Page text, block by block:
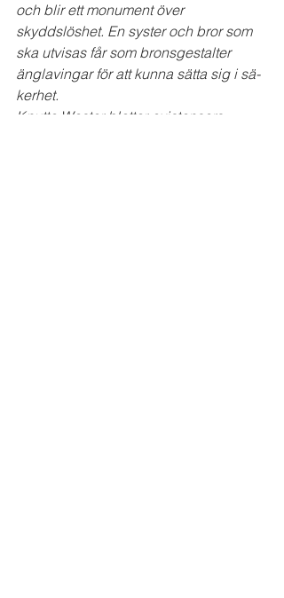
och blir ett monument över
skyddslöshet. En syster och bror som
ska utvisas får som bronsgestalter
änglavingar för att kunna sätta sig i sä-
kerhet.
Knutte Wester blottar existensers